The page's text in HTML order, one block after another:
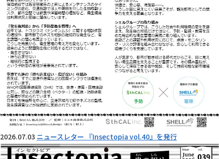
2026.07.03 ニュースレター 『Insectopia vol.40』を発行